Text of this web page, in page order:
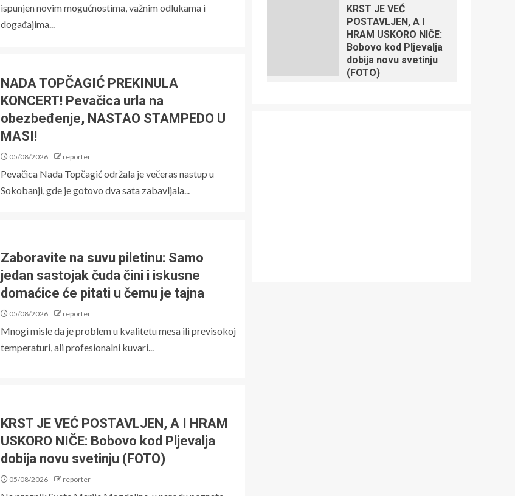
ispunjen novim mogućnostima, važnim odlukama i
događajima...
NADA TOPČAGIĆ PREKINULA
KONCERT! Pevačica urla na
obezbeđenje, NASTAO STAMPEDO U
MASI!
05/08/2026 reporter
Pevačica Nada Topčagić održala je večeras nastup u
Sokobanji, gde je gotovo dva sata zabavljala...
Zaboravite na suvu piletinu: Samo
jedan sastojak čuda čini i iskusne
domaćice će pitati u čemu je tajna
05/08/2026 reporter
Mnogi misle da je problem u kvalitetu mesa ili previsokoj
temperaturi, ali profesionalni kuvari...
KRST JE VEĆ POSTAVLJEN, A I HRAM
USKORO NIČE: Bobovo kod Pljevalja
dobija novu svetinju (FOTO)
05/08/2026 reporter
KRST JE VEĆ
POSTAVLJEN, A I
HRAM USKORO NIČE:
Bobovo kod Pljevalja
dobija novu svetinju
(FOTO)